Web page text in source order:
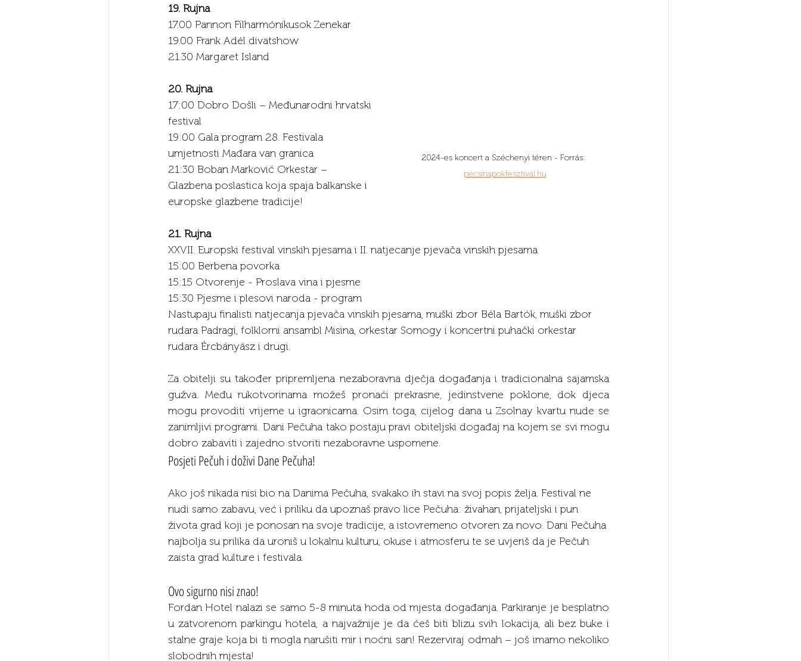
2024-es koncert a Széchenyi téren - Forrás:
pecsinapokfesztival.hu
19. Rujna
17.00 Pannon Filharmónikusok Zenekar
19.00 Frank Adél divatshow
21.30 Margaret Island
20. Rujna
17:00 Dobro Došli – Međunarodni hrvatski
festival
19:00 Gala program 28. Festivala
umjetnosti Mađara van granica
21:30 Boban Marković Orkestar –
Glazbena poslastica koja spaja balkanske i
europske glazbene tradicije!
21. Rujna
XXVII. Europski festival vinskih pjesama i II. natjecanje pjevača vinskih pjesama
15:00 Berbena povorka
15:15 Otvorenje - Proslava vina i pjesme
15:30 Pjesme i plesovi naroda - program
Nastupaju finalisti natjecanja pjevača vinskih pjesama, muški zbor Béla Bartók, muški zbor
rudara Padragi, folklorni ansambl Misina, orkestar Somogy i koncertni puhački orkestar
rudara Ércbányász i drugi.
Za obitelji su također pripremljena nezaboravna dječja događanja i tradicionalna sajamska
gužva. Među rukotvorinama možeš pronaći prekrasne, jedinstvene poklone, dok djeca
mogu provoditi vrijeme u igraonicama. Osim toga, cijelog dana u Zsolnay kvartu nude se
zanimljivi programi. Dani Pečuha tako postaju pravi obiteljski događaj na kojem se svi mogu
dobro zabaviti i zajedno stvoriti nezaboravne uspomene.
Posjeti Pečuh i doživi Dane Pečuha!
Ako još nikada nisi bio na Danima Pečuha, svakako ih stavi na svoj popis želja. Festival ne
nudi samo zabavu, već i priliku da upoznaš pravo lice Pečuha: živahan, prijateljski i pun
života grad koji je ponosan na svoje tradicije, a istovremeno otvoren za novo. Dani Pečuha
najbolja su prilika da uroniš u lokalnu kulturu, okuse i atmosferu te se uvjeriš da je Pečuh
zaista grad kulture i festivala.
Ovo sigurno nisi znao!
Fordan Hotel nalazi se samo 5-8 minuta hoda od mjesta događanja. Parkiranje je besplatno
u zatvorenom parkingu hotela, a najvažnije je da ćeš biti blizu svih lokacija, ali bez buke i
stalne graje koja bi ti mogla narušiti mir i noćni san! Rezerviraj odmah – još imamo nekoliko
slobodnih mjesta!